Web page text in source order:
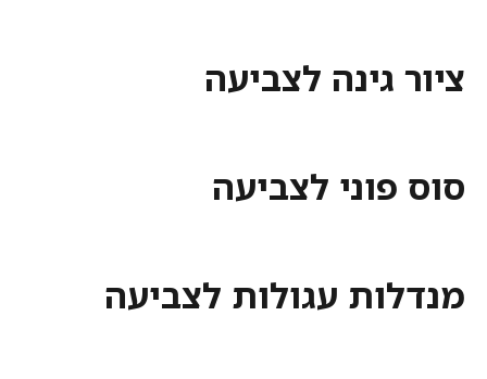
ציור גינה לצביעה
סוס פוני לצביעה
מנדלות עגולות לצביעה